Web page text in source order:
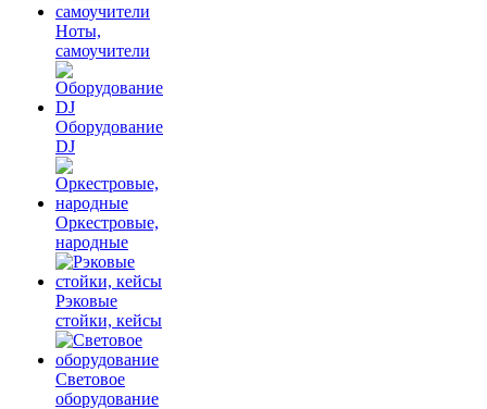
Ноты,
самоучители
Оборудование
DJ
Оркестровые,
народные
Рэковые
стойки, кейсы
Световое
оборудование